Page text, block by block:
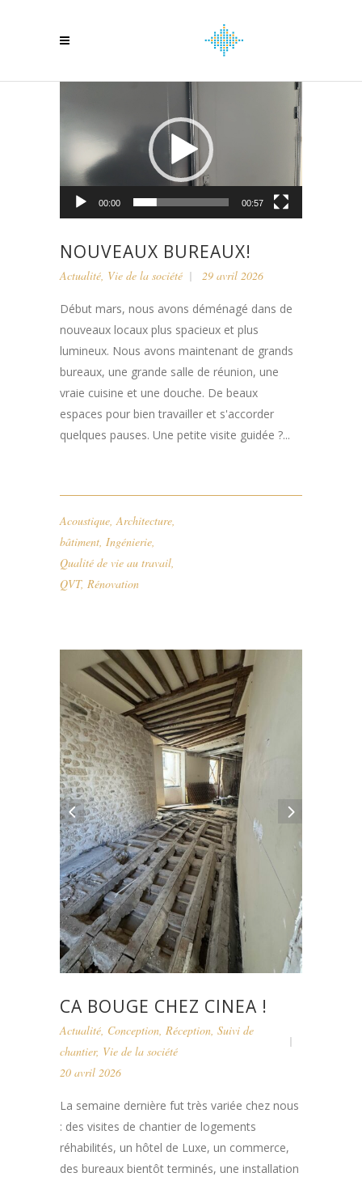
00:00 00:57
NOUVEAUX BUREAUX!
Actualité Vie de la société 29 avril 2026
Début mars, nous avons déménagé dans de
nouveaux locaux plus spacieux et plus
lumineux. Nous avons maintenant de grands
bureaux, une grande salle de réunion, une
vraie cuisine et une douche. De beaux
espaces pour bien travailler et s'accorder
quelques pauses. Une petite visite guidée ?...
Acoustique Architecture
bâtiment Ingénierie
Qualité de vie au travail
QVT, Rénovation
CA BOUGE CHEZ CINEA !
Actualité Conception Réception Suivi de
chantier, Vie de la société
20 avril 2026
La semaine dernière fut très variée chez nous
: des visites de chantier de logements
réhabilités, un hôtel de Luxe, un commerce,
des bureaux bientôt terminés, une installation